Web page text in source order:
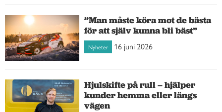
”Man måste köra mot de bästa
för att själv kunna bli bäst”
Nyheter 16 juni 2026
Hjulskifte på rull – hjälper
kunder hemma eller längs
vägen